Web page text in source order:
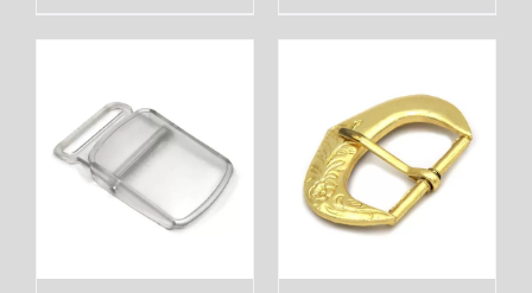
tiene
Las
opciones
se
pueden
tiene
variantes.
Las
opciones
se
pueden